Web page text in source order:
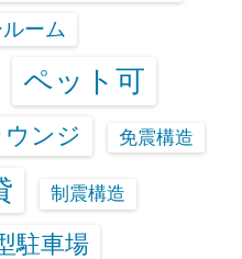
ーム
ペット可
ウンジ 免震構造
制震構造
駐車場